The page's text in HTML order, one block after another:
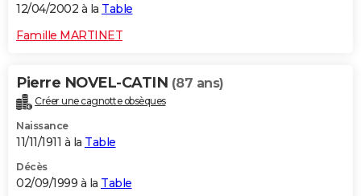
12/04/2002 à la Table
Famille MARTINET
Pierre NOVEL-CATIN (87 ans)
Créer une cagnotte obsèques
Naissance
11/11/1911 à la Table
Décès
02/09/1999 à la Table